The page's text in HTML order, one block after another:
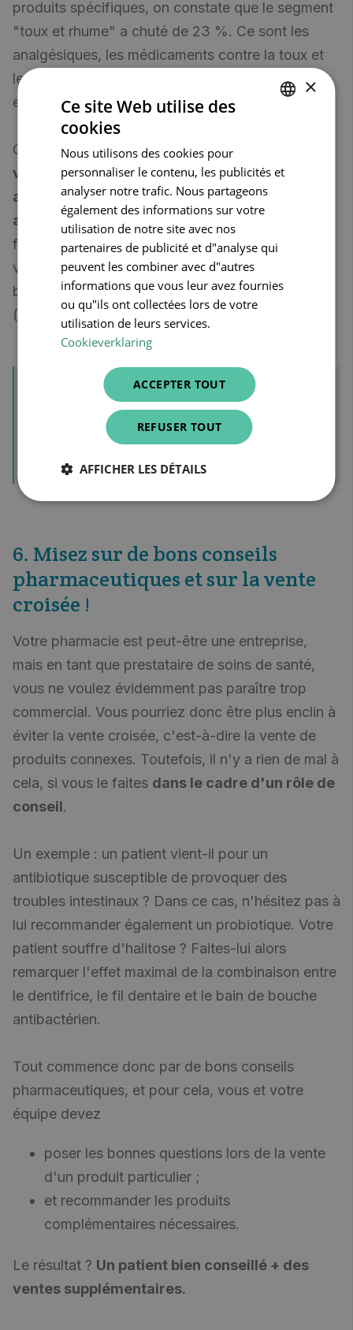
produits spécifiques, on constate que le segment
"toux et rhume" a chuté de 23 %. Ce sont les
analgésiques, les médicaments contre la toux et
les médicaments contre les maux de gorge qui
enregistrent la plus forte baisse des ventes.
Cependant, votre conseil ici peutconfirmer
votre rôle de conseiller pharmaceutique
adapté au patient. La condition est que
adaptiez votre offre à vos patients
familles ? personnes âgées ?)et au lieu(village,
ville, quartier étudiant, ...). Vous devez avoir une
bonne connaissance de votre patientèle
(potentielle).
Conseil de lecture !
Comment faire la différence en tant
que pharmacien avec l'OTC
6. Misez sur de bons conseils
pharmaceutiques et sur la vente
croisée !
Votre pharmacie est peut-être une entreprise,
mais en tant que prestataire de soins de santé,
vous ne voulez évidemment pas paraître trop
commercial. Vous pourriez donc être plus enclin à
éviter la vente croisée, c'est-à-dire la vente de
produits connexes. Toutefois, il n'y a rien de mal à
cela, si vous le faites dans le cadre d'un rôle de
conseil.
Un exemple : un patient vient-il pour un
antibiotique susceptible de provoquer des
troubles intestinaux ? Dans ce cas, n'hésitez pas à
lui recommander également un probiotique. Votre
patient souffre d'halitose ? Faites-lui alors
remarquer l'effet maximal de la combinaison entre
le dentifrice, le fil dentaire et le bain de bouche
antibactérien.
Tout commence donc par de bons conseils
pharmaceutiques, et pour cela, vous et votre
équipe devez
poser les bonnes questions lors de la vente
d'un produit particulier ;
et recommander les produits
complémentaires nécessaires.
Le résultat ? Un patient bien conseillé + des
ventes supplémentaires.
×
Ce site Web utilise des
cookies
Nous utilisons des cookies pour
personnaliser le contenu, les publicités et
analyser notre trafic. Nous partageons
également des informations sur votre
utilisation de notre site avec nos
partenaires de publicité et d"analyse qui
peuvent les combiner avec d"autres
informations que vous leur avez fournies
ou qu"ils ont collectées lors de votre
utilisation de leurs services.
Cookieverklaring
ACCEPTER TOUT
REFUSER TOUT
AFFICHER LES DÉTAILS